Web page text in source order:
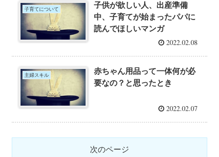
子育てについて
子供が欲しい人、出産準備
中、子育てが始まったパパに
読んでほしいマンガ
2022.02.08
主婦スキル
赤ちゃん用品って一体何が必
要なの？と思ったとき
2022.02.07
次のページ